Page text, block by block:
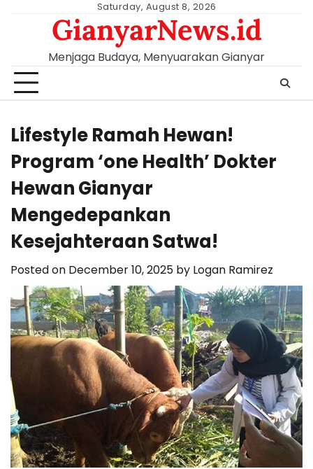
Saturday, August 8, 2026
GianyarNews.id
Menjaga Budaya, Menyuarakan Gianyar
Lifestyle Ramah Hewan!
Program ‘one Health’ Dokter
Hewan Gianyar
Mengedepankan
Kesejahteraan Satwa!
Posted on December 10, 2025 by Logan Ramirez